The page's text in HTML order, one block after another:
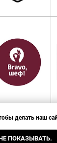
делать наш
ПОКАЗЫВАТЬ.